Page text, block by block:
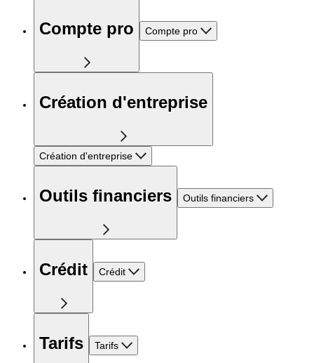
Compte pro Compte pro
Création d'entreprise
Création d'entreprise
Outils financiers Outils financiers
Crédit Crédit
Tarifs Tarifs